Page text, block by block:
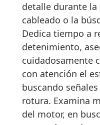
detalle durante la
cableado o la
Dedica tiempo a
detenimiento,
cuidadosamente
con atención el
buscando
rotura. Examina
del motor, en